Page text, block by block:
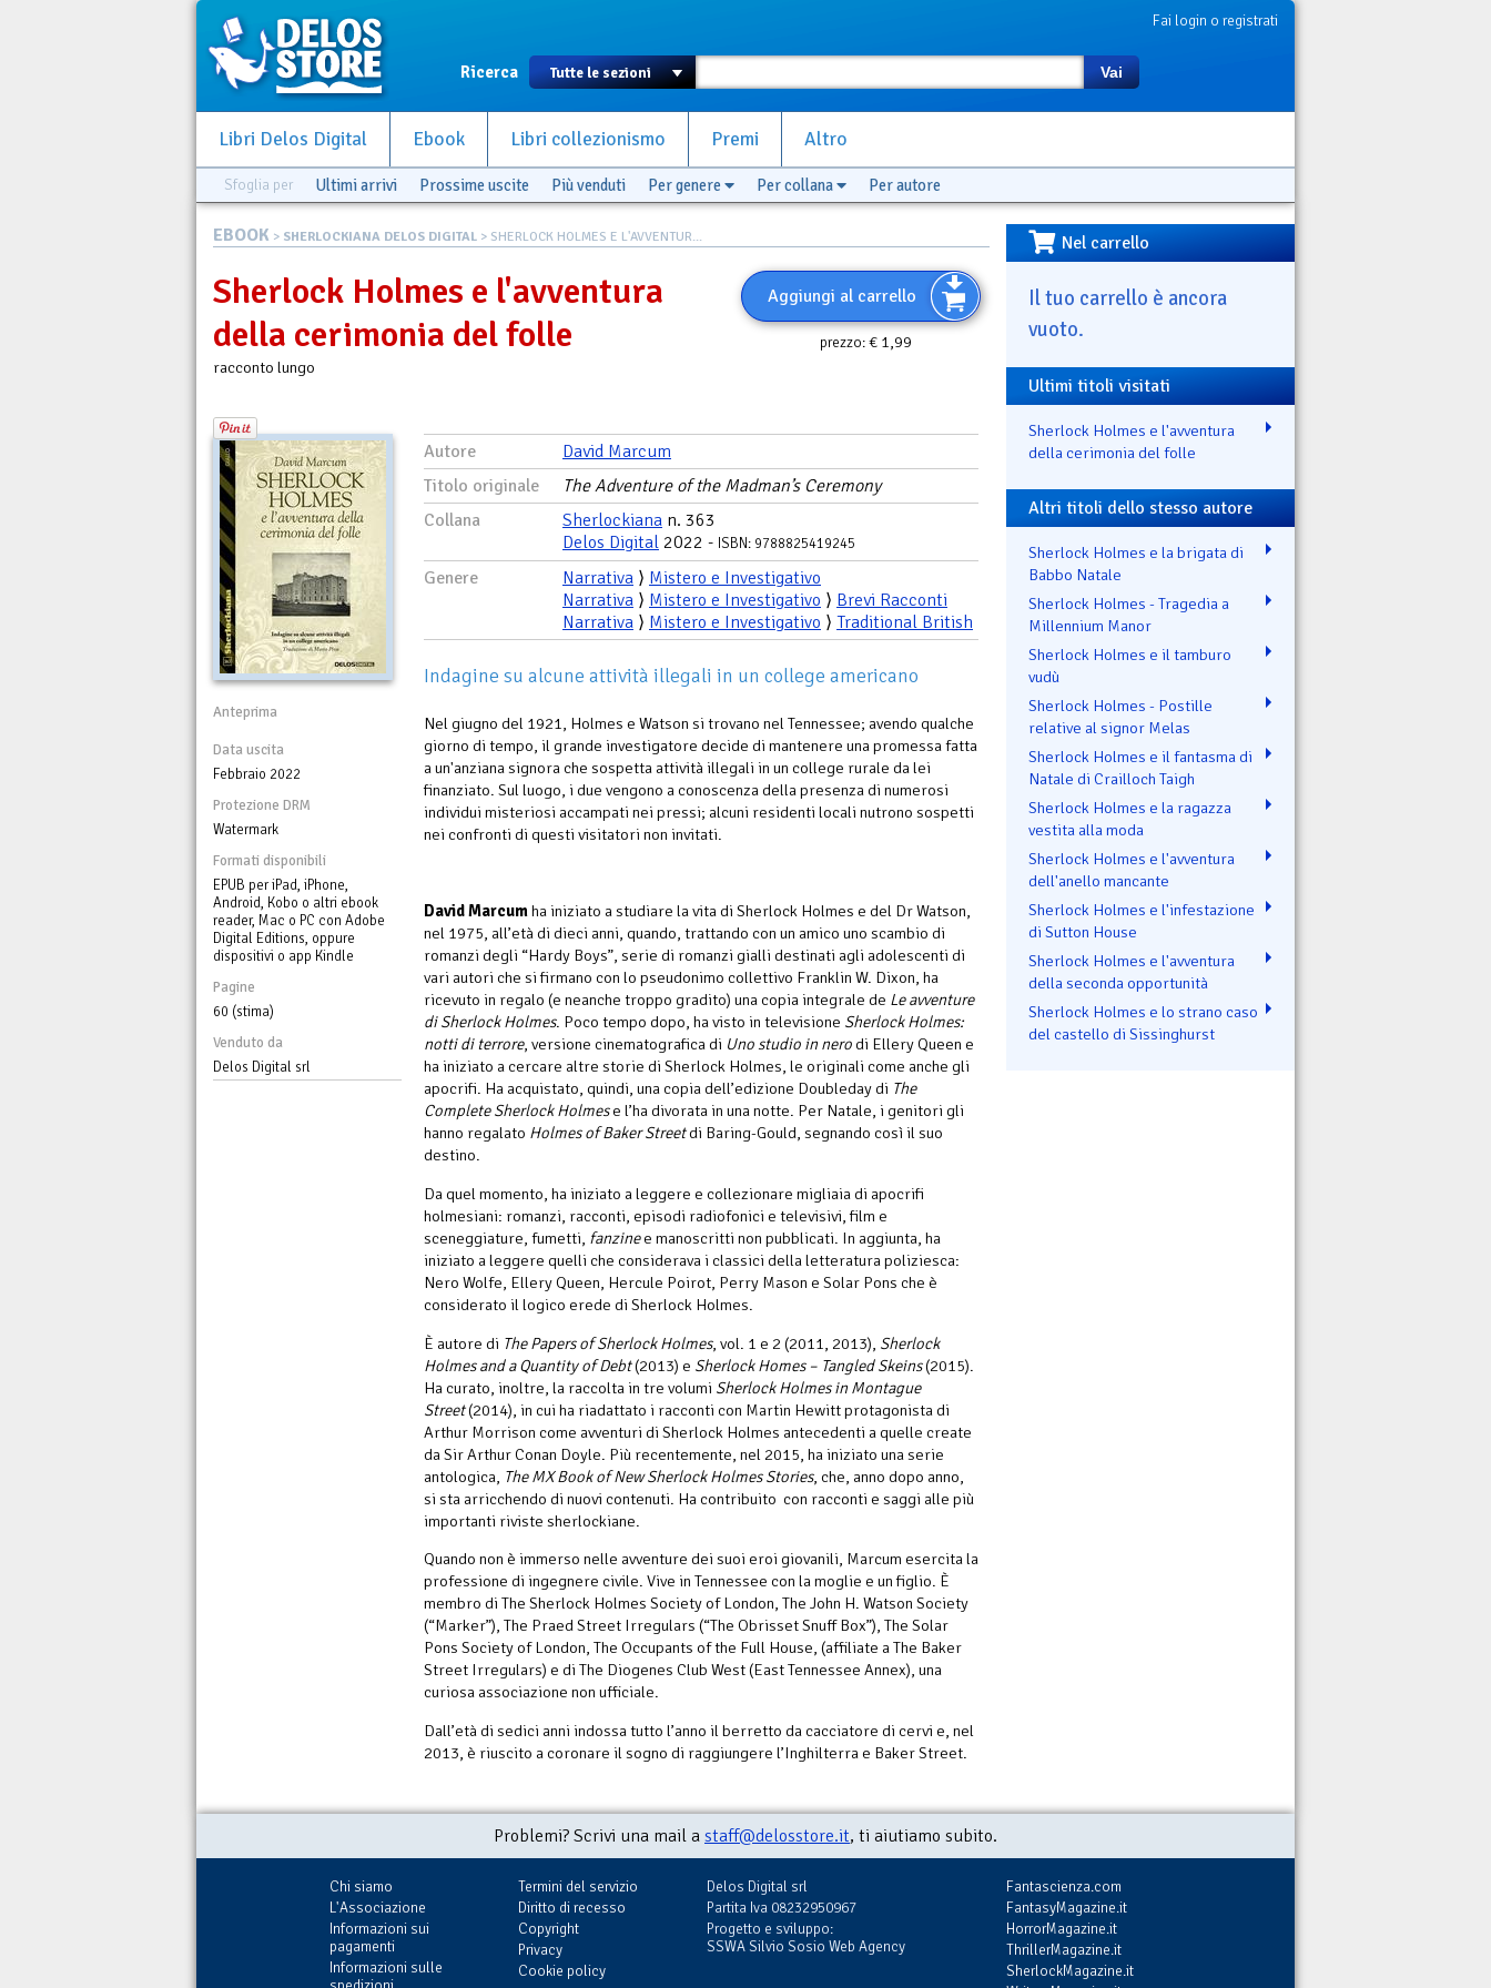
Fai login o registrati
Ricerca Vai
Libri Delos Digital Ebook Libri collezionismo Premi Altro
Sfoglia per Ultimi arrivi Prossime uscite Più venduti Per genere Per collana Per autore
EBOOK > SHERLOCKIANA DELOS DIGITAL > SHERLOCK HOLMES E L'AVVENTUR...
Aggiungi al carrello
prezzo:€ 1,99
Sherlock Holmes e l'avventura
della cerimonia del folle
racconto lungo
Anteprima
Data uscita
Febbraio 2022
Protezione DRM
Watermark
Formati disponibili
EPUB per iPad, iPhone,
Android, Kobo o altri ebook
reader, Mac o PC con Adobe
Digital Editions, oppure
dispositivi o app Kindle
Pagine
60 (stima)
Venduto da
Delos Digital srl
Autore
David Marcum
Titolo originale
The Adventure of the Madman’s Ceremony
Collana
Sherlockiana n. 363
Delos Digital 2022 - ISBN: 9788825419245
Genere Narrativa ⟩ Mistero e Investigativo
Narrativa ⟩ Mistero e Investigativo ⟩ Brevi Racconti
Narrativa ⟩ Mistero e Investigativo ⟩ Traditional British
Indagine su alcune attività illegali in un college americano
Nel giugno del 1921, Holmes e Watson si trovano nel Tennessee; avendo qualche
giorno di tempo, il grande investigatore decide di mantenere una promessa fatta
a un'anziana signora che sospetta attività illegali in un college rurale da lei
finanziato. Sul luogo, i due vengono a conoscenza della presenza di numerosi
individui misteriosi accampati nei pressi; alcuni residenti locali nutrono sospetti
nei confronti di questi visitatori non invitati.
David Marcumha iniziato a studiare la vita di Sherlock Holmes e del Dr Watson,
nel 1975, all’età di dieci anni, quando, trattando con un amico uno scambio di
romanzi degli “Hardy Boys”, serie di romanzi gialli destinati agli adolescenti di
vari autori che si firmano con lo pseudonimo collettivo Franklin W. Dixon, ha
ricevuto in regalo (e neanche troppo gradito) una copia integrale de Le avventure
di Sherlock Holmes. Poco tempo dopo, ha visto in televisione Sherlock Holmes:
notti di terrore, versione cinematografica di Uno studio in nerodi Ellery Queen e
ha iniziato a cercare altre storie di Sherlock Holmes, le originali come anche gli
apocrifi. Ha acquistato, quindi, una copia dell’edizione Doubleday di The
Complete Sherlock Holmese l’ha divorata in una notte. Per Natale, i genitori gli
hanno regalato Holmes of Baker Streetdi Baring-Gould, segnando così il suo
destino.
Da quel momento, ha iniziato a leggere e collezionare migliaia di apocrifi
holmesiani: romanzi, racconti, episodi radiofonici e televisivi, film e
sceneggiature, fumetti, fanzinee manoscritti non pubblicati. In aggiunta, ha
iniziato a leggere quelli che considerava i classici della letteratura poliziesca:
Nero Wolfe, Ellery Queen, Hercule Poirot, Perry Mason e Solar Pons che è
considerato il logico erede di Sherlock Holmes.
È autore di The Papers of Sherlock Holmes, vol. 1 e 2 (2011, 2013), Sherlock
Holmes and a Quantity of Debt(2013) e Sherlock Homes – Tangled Skeins(2015).
Ha curato, inoltre, la raccolta in tre volumi Sherlock Holmes in Montague
Street(2014), in cui ha riadattato i racconti con Martin Hewitt protagonista di
Arthur Morrison come avventuri di Sherlock Holmes antecedenti a quelle create
da Sir Arthur Conan Doyle. Più recentemente, nel 2015, ha iniziato una serie
antologica, The MX Book of New Sherlock Holmes Stories, che, anno dopo anno,
si sta arricchendo di nuovi contenuti. Ha contribuito con racconti e saggi alle più
importanti riviste sherlockiane.
Quando non è immerso nelle avventure dei suoi eroi giovanili, Marcum esercita la
professione di ingegnere civile. Vive in Tennessee con la moglie e un figlio. È
membro di The Sherlock Holmes Society of London, The John H. Watson Society
(“Marker”), The Praed Street Irregulars (“The Obrisset Snuff Box”), The Solar
Pons Society of London, The Occupants of the Full House, (affiliate a The Baker
Street Irregulars) e di The Diogenes Club West (East Tennessee Annex), una
curiosa associazione non ufficiale.
Dall’età di sedici anni indossa tutto l’anno il berretto da cacciatore di cervi e, nel
2013, è riuscito a coronare il sogno di raggiungere l’Inghilterra e Baker Street.
Nel carrello
Il tuo carrello è ancora
vuoto.
Ultimi titoli visitati
Sherlock Holmes e l'avventura
della cerimonia del folle
Altri titoli dello stesso autore
Sherlock Holmes e la brigata di
Babbo Natale
Sherlock Holmes - Tragedia a
Millennium Manor
Sherlock Holmes e il tamburo
vudù
Sherlock Holmes - Postille
relative al signor Melas
Sherlock Holmes e il fantasma di
Natale di Crailloch Taigh
Sherlock Holmes e la ragazza
vestita alla moda
Sherlock Holmes e l'avventura
dell'anello mancante
Sherlock Holmes e l'infestazione
di Sutton House
Sherlock Holmes e l'avventura
della seconda opportunità
Sherlock Holmes e lo strano caso
del castello di Sissinghurst
Problemi? Scrivi una mail a staff@delosstore.it, ti aiutiamo subito.
Chi siamo
L'Associazione
Informazioni sui
pagamenti
Informazioni sulle
Termini del servizio
Diritto di recesso
Copyright
Privacy
Cookie policy
Delos Digital srl
Partita Iva 08232950967
Progetto e sviluppo:
SSWA Silvio Sosio Web Agency
Fantascienza.com
FantasyMagazine.it
HorrorMagazine.it
ThrillerMagazine.it
SherlockMagazine.it